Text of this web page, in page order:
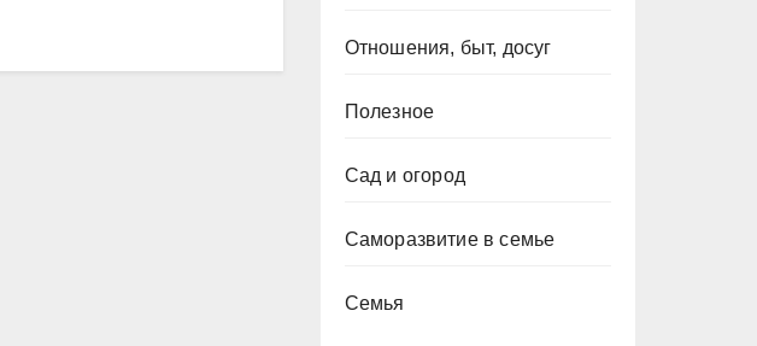
Отношения, быт, досуг
Полезное
Сад и огород
Саморазвитие в семье
Семья